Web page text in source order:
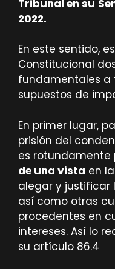
Tribunal en su
2022.
En este sentido,
Constitucional
fundamentales a
supuestos de
En primer lugar,
prisión del
es rotundamente
de una vista en
alegar y justificar
así como otras
procedentes en
intereses. Así lo
su artículo 86.4